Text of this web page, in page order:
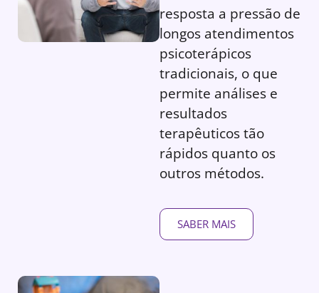
resposta a pressão de
longos atendimentos
psicoterápicos
tradicionais, o que
permite análises e
resultados
terapêuticos tão
rápidos quanto os
outros métodos.
SABER MAIS